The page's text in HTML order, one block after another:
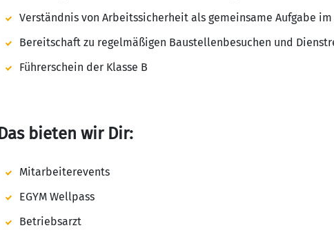
Verständnis von Arbeitssicherheit als gemeinsame Aufgabe
Bereitschaft zu regelmäßigen Baustellenbesuchen und
Führerschein der Klasse B
Das bieten wir Dir:
Mitarbeiterevents
EGYM Wellpass
Betriebsarzt